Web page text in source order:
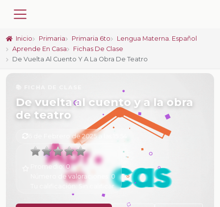
Inicio Primaria Primaria 6to
Lengua Materna. Español
Aprende En Casa
Fichas De Clase
De Vuelta Al Cuento Y A La Obra De Teatro
De vuelta al cuento y a la obra
de teatro
6 de Febrero de 2025 a las 15:54
Promedio:0
Número de valoraciones: 0
Tu calificación:
Sin calificar